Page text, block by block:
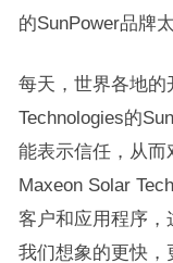
的SunPower品牌
每天，世界各地的
Technologies的
能表示信任，从而
Maxeon Solar
客户和应用程序，
我们想象的更快，